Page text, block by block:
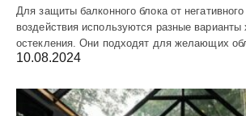
Для защиты балконного блока от негативного
воздействия используются разные варианты
остекления. Они подходят для желающих
10.08.2024